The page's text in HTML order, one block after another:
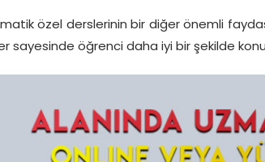
özel derslerinin bir diğer önemli
sayesinde öğrenci daha iyi bir şekilde